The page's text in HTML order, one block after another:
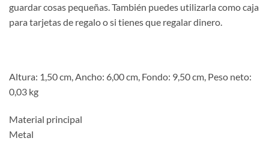
guardar cosas pequeñas. También puedes utilizarla como caja
para tarjetas de regalo o si tienes que regalar dinero.
Altura: 1,50 cm, Ancho: 6,00 cm, Fondo: 9,50 cm, Peso neto:
0,03 kg
Material principal
Metal